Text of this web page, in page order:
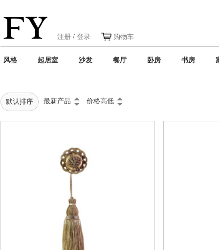
注册 / 登录 购物车
风格 起居室 沙发 餐厅 卧房 书房
默认排序 最新产品 价格高低